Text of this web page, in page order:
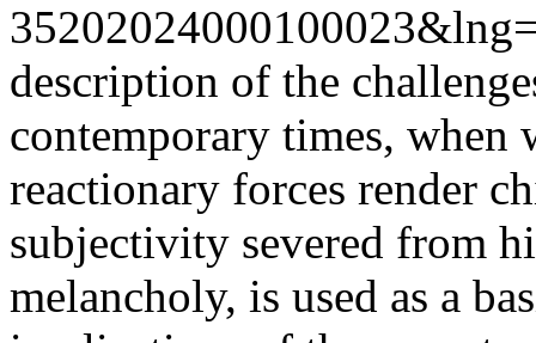
description of the
contemporary times, when
reactionary forces render
subjectivity severed from
melancholy, is used as a